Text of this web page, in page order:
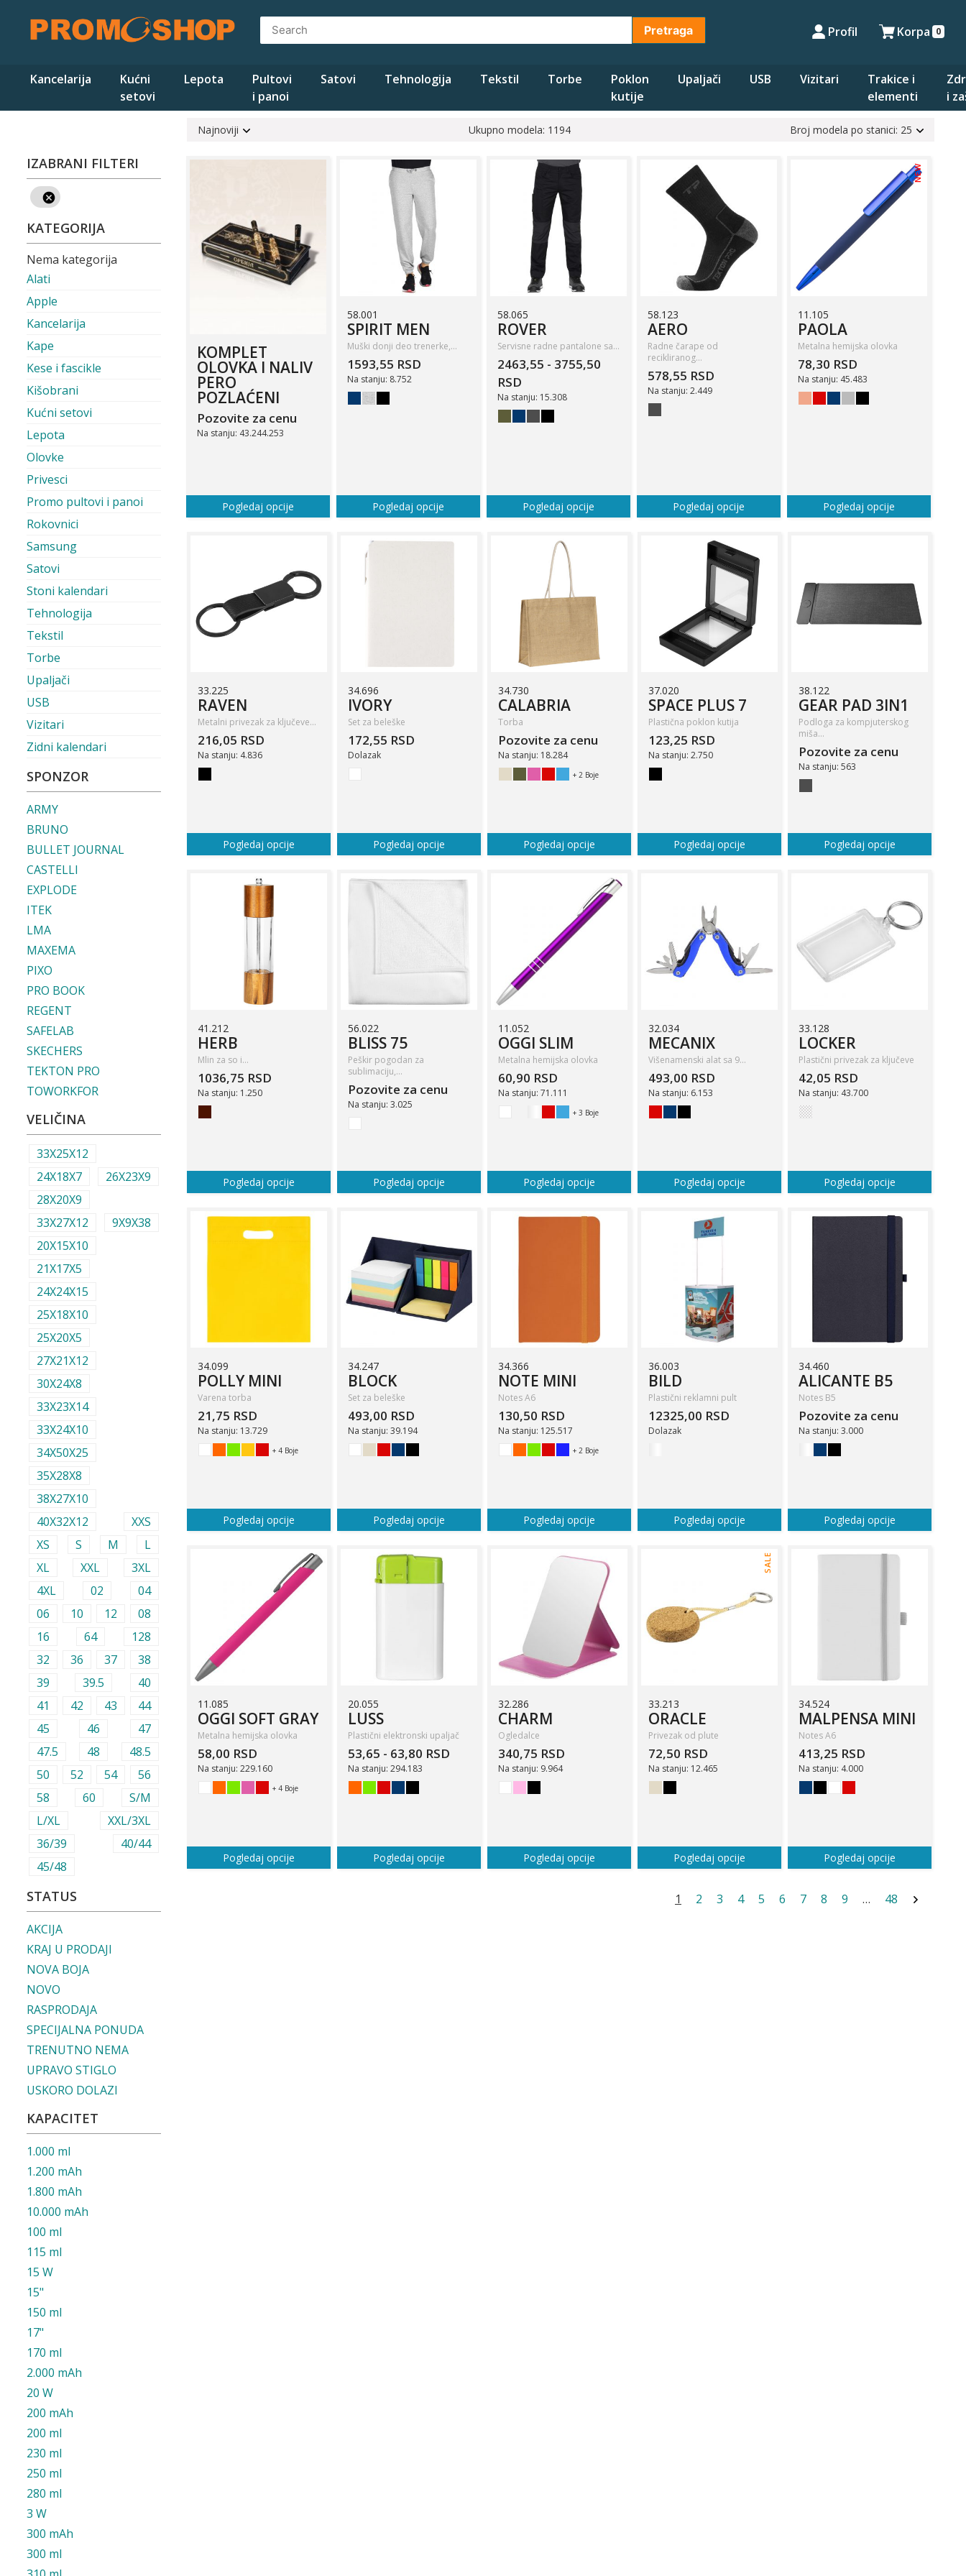
content
Pretraga Profil Korpa 0
Kancelarija
Kućni
setovi
Lepota
Pultovi
i panoi
Satovi Tehnologija Tekstil Torbe
Poklon
kutije
Upaljači USB Vizitari
Trakice i
elementi
i
Najnoviji Ukupno modela: 1194 Broj modela po stanici: 25
KOMPLET
OLOVKA I NALIV
PERO
POZLAĆENI
Pozovite za cenu
Na stanju: 43.244.253
Pogledaj opcije
58.001
SPIRIT MEN
Muški donji deo trenerke,…
1593,55 RSD
Na stanju: 8.752
Pogledaj opcije
58.065
ROVER
Servisne radne pantalone sa…
2463,55 - 3755,50
RSD
Na stanju: 15.308
Pogledaj opcije
58.123
AERO
Radne čarape od
recikliranog…
578,55 RSD
Na stanju: 2.449
Pogledaj opcije
NEW
11.105
PAOLA
Metalna hemijska olovka
78,30 RSD
Na stanju: 45.483
Pogledaj opcije
33.225
RAVEN
Metalni privezak za ključeve…
216,05 RSD
Na stanju: 4.836
Pogledaj opcije
34.696
IVORY
Set za beleške
172,55 RSD
Dolazak
Pogledaj opcije
34.730
CALABRIA
Torba
Pozovite za cenu
Na stanju: 18.284
+ 2 Boje
Pogledaj opcije
37.020
SPACE PLUS 7
Plastična poklon kutija
123,25 RSD
Na stanju: 2.750
Pogledaj opcije
38.122
GEAR PAD 3IN1
Podloga za kompjuterskog
miša…
Pozovite za cenu
Na stanju: 563
Pogledaj opcije
41.212
HERB
Mlin za so i…
1036,75 RSD
Na stanju: 1.250
Pogledaj opcije
56.022
BLISS 75
Peškir pogodan za
sublimaciju,…
Pozovite za cenu
Na stanju: 3.025
Pogledaj opcije
11.052
OGGI SLIM
Metalna hemijska olovka
60,90 RSD
Na stanju: 71.111
+ 3 Boje
Pogledaj opcije
32.034
MECANIX
Višenamenski alat sa 9…
493,00 RSD
Na stanju: 6.153
Pogledaj opcije
33.128
LOCKER
Plastični privezak za ključeve
42,05 RSD
Na stanju: 43.700
Pogledaj opcije
34.099
POLLY MINI
Varena torba
21,75 RSD
Na stanju: 13.729
+ 4 Boje
Pogledaj opcije
34.247
BLOCK
Set za beleške
493,00 RSD
Na stanju: 39.194
Pogledaj opcije
34.366
NOTE MINI
Notes A6
130,50 RSD
Na stanju: 125.517
+ 2 Boje
Pogledaj opcije
36.003
BILD
Plastični reklamni pult
12325,00 RSD
Dolazak
Pogledaj opcije
34.460
ALICANTE B5
Notes B5
Pozovite za cenu
Na stanju: 3.000
Pogledaj opcije
11.085
OGGI SOFT GRAY
Metalna hemijska olovka
58,00 RSD
Na stanju: 229.160
+ 4 Boje
Pogledaj opcije
20.055
LUSS
Plastični elektronski upaljač
53,65 - 63,80 RSD
Na stanju: 294.183
Pogledaj opcije
32.286
CHARM
Ogledalce
340,75 RSD
Na stanju: 9.964
Pogledaj opcije
SALE
33.213
ORACLE
Privezak od plute
72,50 RSD
Na stanju: 12.465
Pogledaj opcije
34.524
MALPENSA MINI
Notes A6
413,25 RSD
Na stanju: 4.000
Pogledaj opcije
1 2 3 4 5 6 7 8 9 … 48
IZABRANI FILTERI
KATEGORIJA
Nema kategorija
Alati
Apple
Kancelarija
Kape
Kese i fascikle
Kišobrani
Kućni setovi
Lepota
Olovke
Privesci
Promo pultovi i panoi
Rokovnici
Samsung
Satovi
Stoni kalendari
Tehnologija
Tekstil
Torbe
Upaljači
USB
Vizitari
Zidni kalendari
SPONZOR
ARMY
BRUNO
BULLET JOURNAL
CASTELLI
EXPLODE
ITEK
LMA
MAXEMA
PIXO
PRO BOOK
REGENT
SAFELAB
SKECHERS
TEKTON PRO
TOWORKFOR
VELIČINA
33X25X12
24X18X7
26X23X9
28X20X9
33X27X12
9X9X38
20X15X10
21X17X5
24X24X15
25X18X10
25X20X5
27X21X12
30X24X8
33X23X14
33X24X10
34X50X25
35X28X8
38X27X10
40X32X12
XXS
XS
S M
L
XL
XXL
3XL
4XL
02
04
06
10 12
08
16
64
128
32
36 37
38
39
39.5
40
41
42 43
44
45
46
47
47.5
48
48.5
50
52 54
56
58
60
S/M
L/XL
XXL/3XL
36/39
40/44
45/48
STATUS
AKCIJA
KRAJ U PRODAJI
NOVA BOJA
NOVO
RASPRODAJA
SPECIJALNA PONUDA
TRENUTNO NEMA
UPRAVO STIGLO
USKORO DOLAZI
KAPACITET
1.000 ml
1.200 mAh
1.800 mAh
10.000 mAh
100 ml
115 ml
15 W
15"
150 ml
17"
170 ml
2.000 mAh
20 W
200 mAh
200 ml
230 ml
250 ml
280 ml
3 W
300 mAh
300 ml